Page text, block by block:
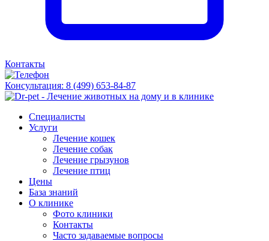
Контакты
Консультация: 8 (499) 653-84-87
Специалисты
Услуги
Лечение кошек
Лечение собак
Лечение грызунов
Лечение птиц
Цены
База знаний
О клинике
Фото клиники
Контакты
Часто задаваемые вопросы